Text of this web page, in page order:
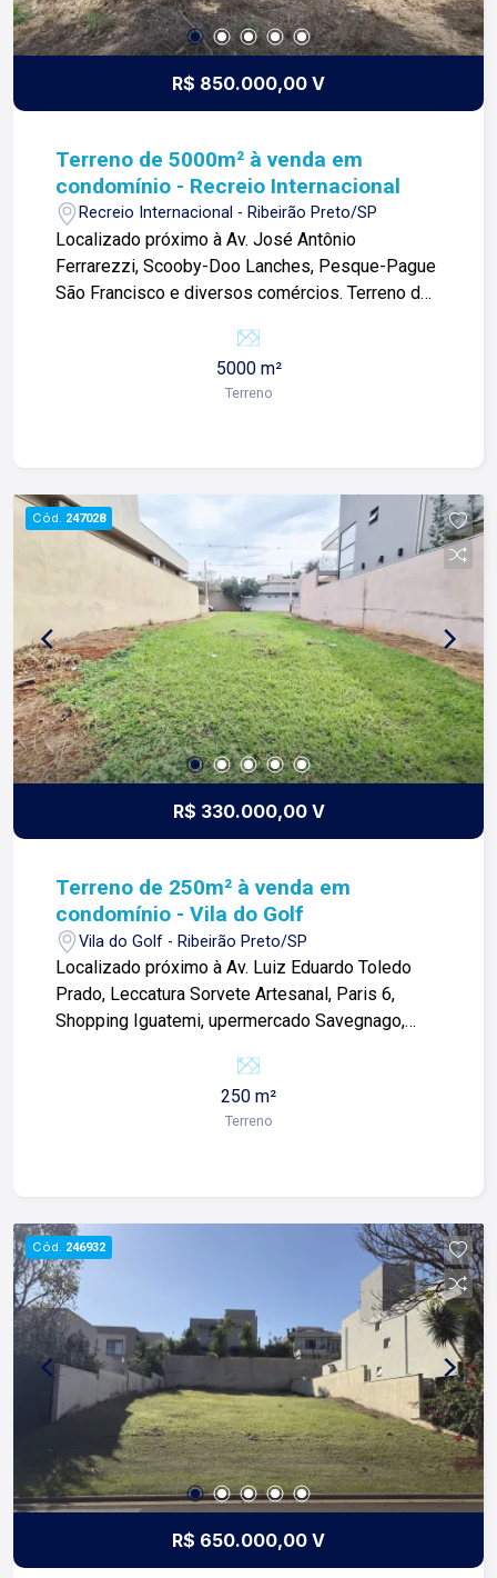
R$ 850.000,00 V
Terreno de 5000m² à venda em
condomínio - Recreio Internacional
Recreio Internacional - Ribeirão Preto/SP
Localizado próximo à Av. José Antônio
Ferrarezzi, Scooby-Doo Lanches, Pesque-Pague
São Francisco e diversos comércios. Terreno de
agendar visita, entre em contato. Lago é
RELACIONAMENTO! Desde 1987 esta é a nossa
nossos proprietários e clientes. Somos uma
imobiliária que equilibra a tradicionalidade com o
arrojo e a força comercial da atualidade. A Lago é
sua principal imobiliária em Ribeirão Preto!
5000 m²
Terreno
Cód. 247028
R$ 330.000,00 V
Terreno de 250m² à venda em
condomínio - Vila do Golf
Vila do Golf - Ribeirão Preto/SP
Localizado próximo à Av. Luiz Eduardo Toledo
Prado, Leccatura Sorvete Artesanal, Paris 6,
Shopping Iguatemi, upermercado Savegnago,
de 250m² com: -250m²: -Espaço amplo; -Pronto
visita, entre em contato. Lago é
construímos laços fortes e indeléveis com
nossos proprietários e clientes. Somos uma
imobiliária que equilibra a tradicionalidade com o
arrojo e a força comercial da atualidade. A Lago é
sua principal imobiliária em Ribeirão Preto!
250 m²
Terreno
Cód. 246932
R$ 650.000,00 V